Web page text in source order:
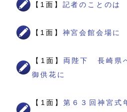
【1面】 記者のことのは
【1面】 神宮会館会場に
【1面】 両陛下 長崎県
御供花に
【1面】第６３回神宮